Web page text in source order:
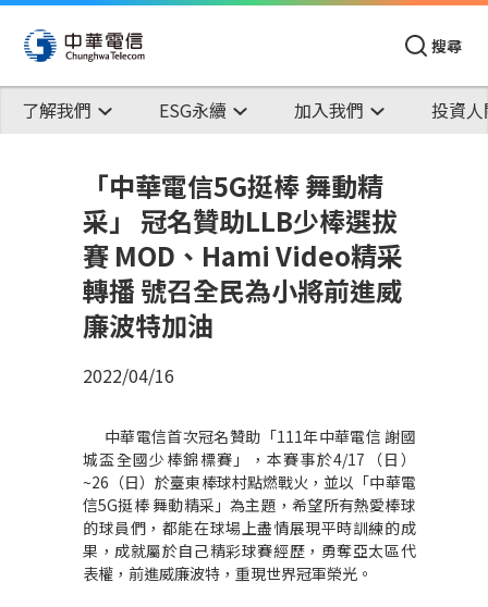
搜尋
了解我們 ESG永續 加入我們 投資
「中華電信5G挺棒 舞動精
采」 冠名贊助LLB少棒選拔
賽 MOD、Hami Video精采
轉播 號召全民為小將前進威
廉波特加油
2022/04/16
中華電信首次冠名贊助「111年中華電信 謝國
城盃全國少棒錦標賽」，本賽事於4/17（日）
~26（日）於臺東棒球村點燃戰火，並以「中華電
信5G挺棒 舞動精采」為主題，希望所有熱愛棒球
的球員們，都能在球場上盡情展現平時訓練的成
果，成就屬於自己精彩球賽經歷，勇奪亞太區代
表權，前進威廉波特，重現世界冠軍榮光。